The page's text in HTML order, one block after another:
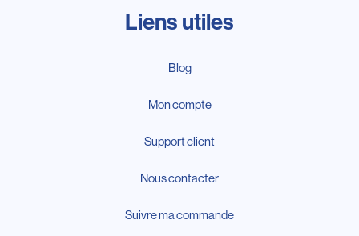
Liens utiles
Blog
Mon compte
Support client
Nous contacter
Suivre ma commande